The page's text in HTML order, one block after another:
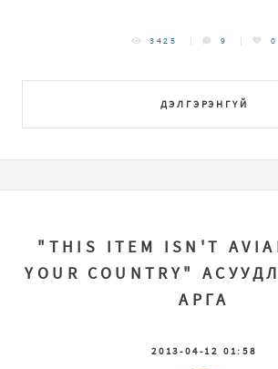
ДЭЛГЭРЭНГҮЙ
3425 9 0
"THIS ITEM ISN'T
YOUR COUNTRY"
АРГА
2013-04-12 01:58